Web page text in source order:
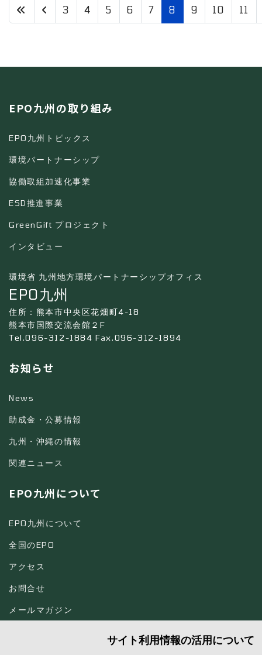
8 / 17
3 4 5 6 7 8 9 10 11
EPO九州の取り組み
EPO九州トピックス
環境パートナーシップ
協働取組加速化事業
ESD推進事業
GreenGift プロジェクト
インタビュー
環境省 九州地方環境パートナーシップオフィス
EPO九州
住所：熊本市中央区花畑町4-18
熊本市国際交流会館２F
Tel.096-312-1884 Fax.096-312-1894
お知らせ
News
助成金・公募情報
九州・沖縄の情報
関連ニュース
EPO九州について
EPO九州について
全国のEPO
アクセス
お問合せ
メールマガジン
サイト利用情報の活用について